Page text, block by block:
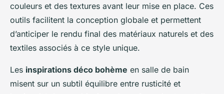
couleurs et des textures avant leur mise en place. Ces
outils facilitent la conception globale et permettent
d’anticiper le rendu final des matériaux naturels et des
textiles associés à ce style unique.
Les inspirations déco bohème en salle de bain
misent sur un subtil équilibre entre rusticité et